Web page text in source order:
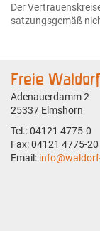
Der
satzungsgemäß
Freie
Adenauerdamm 2
25337 Elmshorn
Tel.: 04121 4775-0
Fax: 04121 4775-20
Email: